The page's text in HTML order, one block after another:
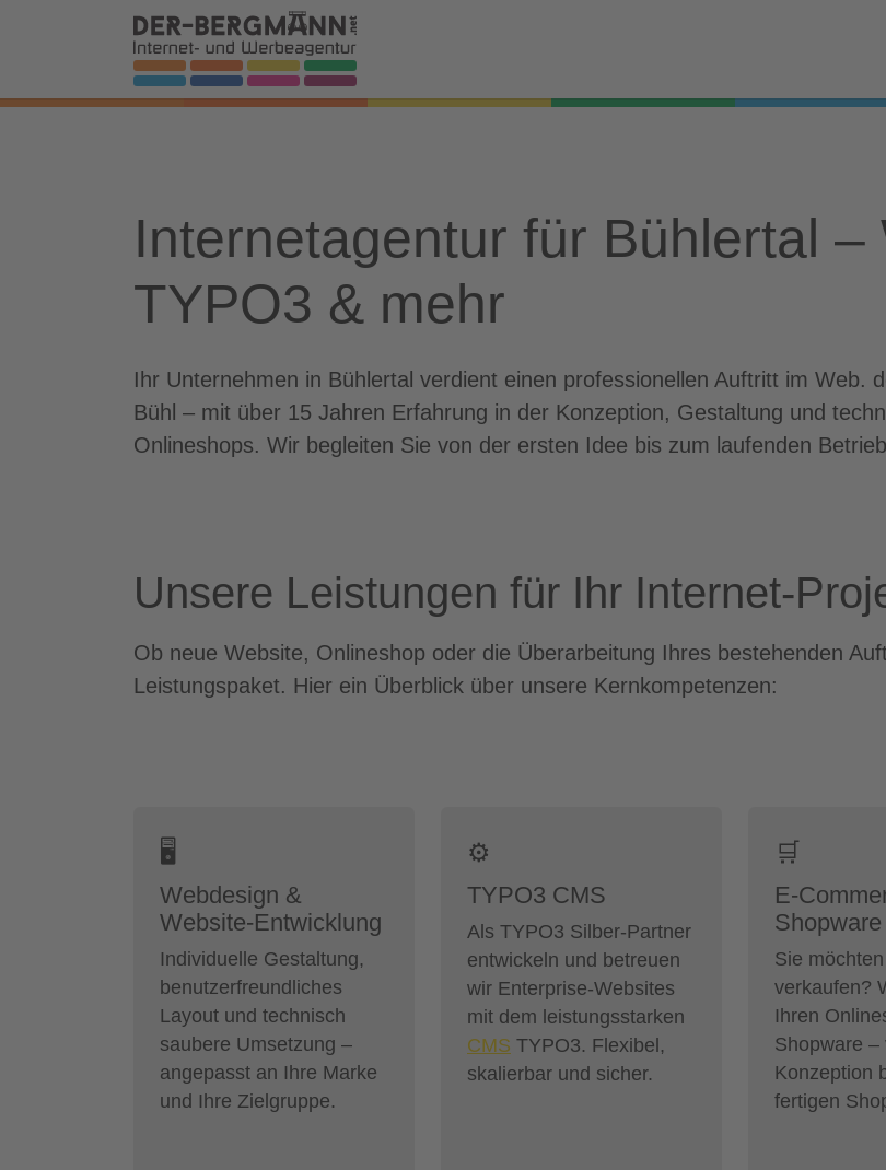
Skip to main navigation
Zum Hauptinhalt springen
Skip to page footer
Internetagentur für Bühlertal –
TYPO3 & mehr
Ihr Unternehmen in Bühlertal verdient einen professionellen Auftritt im Web.
Bühl – mit über 15 Jahren Erfahrung in der Konzeption, Gestaltung und
Onlineshops. Wir begleiten Sie von der ersten Idee bis zum laufenden
Unsere Leistungen für Ihr Internet-
Ob neue Website, Onlineshop oder die Überarbeitung Ihres bestehenden
Leistungspaket. Hier ein Überblick über unsere Kernkompetenzen:
🖥
Webdesign &
Website-Entwicklung
Individuelle Gestaltung,
benutzerfreundliches
Layout und technisch
saubere Umsetzung –
angepasst an Ihre Marke
und Ihre Zielgruppe.
⚙️
TYPO3 CMS
Als TYPO3 Silber-Partner
entwickeln und betreuen
wir Enterprise-Websites
mit dem leistungsstarken
CMS TYPO3. Flexibel,
skalierbar und sicher.
🛒
E-
Shopware
Sie
verkaufen?
Ihren
Shopware –
Konzeption
fertigen